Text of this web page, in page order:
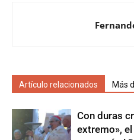
Artículo relacionados Más
Con duras
extremo»,